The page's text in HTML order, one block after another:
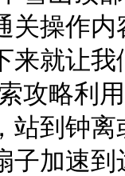
关操作
来就让
攻略利
站到钟
子加速